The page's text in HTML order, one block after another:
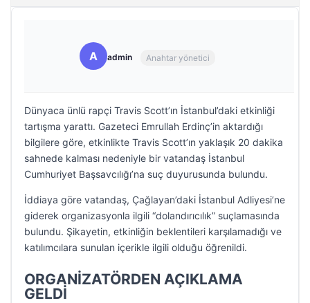
A admin Anahtar yönetici
Dünyaca ünlü rapçi Travis Scott’ın İstanbul’daki etkinliği
tartışma yarattı. Gazeteci Emrullah Erdinç’in aktardığı
bilgilere göre, etkinlikte Travis Scott’ın yaklaşık 20 dakika
sahnede kalması nedeniyle bir vatandaş İstanbul
Cumhuriyet Başsavcılığı’na suç duyurusunda bulundu.
İddiaya göre vatandaş, Çağlayan’daki İstanbul Adliyesi’ne
giderek organizasyonla ilgili “dolandırıcılık” suçlamasında
bulundu. Şikayetin, etkinliğin beklentileri karşılamadığı ve
katılımcılara sunulan içerikle ilgili olduğu öğrenildi.
ORGANİZATÖRDEN AÇIKLAMA
GELDİ